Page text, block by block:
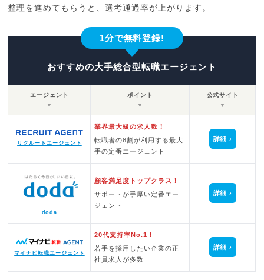
整理を進めてもらうと、選考通過率が上がります。
1分で無料登録!
おすすめの大手総合型転職エージェント
エージェント
▼
ポイント
▼
公式サイト
▼
リクルートエージェント
業界最大級の求人数！
転職者の8割が利用する最大
手の定番エージェント
詳細
doda
顧客満足度トップクラス！
サポートが手厚い定番エー
ジェント
詳細
マイナビ転職エージェント
20代支持率No.1！
若手を採用したい企業の正
社員求人が多数
詳細